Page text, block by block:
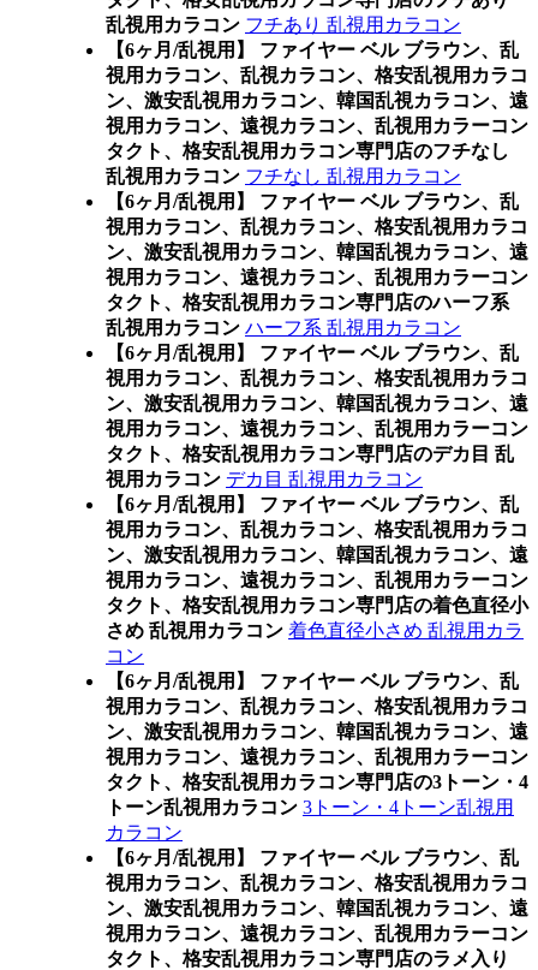
乱視用カラコン フチあり 乱視用カラコン
【6ヶ月/乱視用】 ファイヤー ベル ブラウン、乱
視用カラコン、乱視カラコン、格安乱視用カラコ
ン、激安乱視用カラコン、韓国乱視カラコン、遠
視用カラコン、遠視カラコン、乱視用カラーコン
タクト、格安乱視用カラコン専門店のフチなし
乱視用カラコン フチなし 乱視用カラコン
【6ヶ月/乱視用】 ファイヤー ベル ブラウン、乱
視用カラコン、乱視カラコン、格安乱視用カラコ
ン、激安乱視用カラコン、韓国乱視カラコン、遠
視用カラコン、遠視カラコン、乱視用カラーコン
タクト、格安乱視用カラコン専門店のハーフ系
乱視用カラコン ハーフ系 乱視用カラコン
【6ヶ月/乱視用】 ファイヤー ベル ブラウン、乱
視用カラコン、乱視カラコン、格安乱視用カラコ
ン、激安乱視用カラコン、韓国乱視カラコン、遠
視用カラコン、遠視カラコン、乱視用カラーコン
タクト、格安乱視用カラコン専門店のデカ目 乱
視用カラコン デカ目 乱視用カラコン
【6ヶ月/乱視用】 ファイヤー ベル ブラウン、乱
視用カラコン、乱視カラコン、格安乱視用カラコ
ン、激安乱視用カラコン、韓国乱視カラコン、遠
視用カラコン、遠視カラコン、乱視用カラーコン
タクト、格安乱視用カラコン専門店の着色直径小
さめ 乱視用カラコン 着色直径小さめ 乱視用カラ
コン
【6ヶ月/乱視用】 ファイヤー ベル ブラウン、乱
視用カラコン、乱視カラコン、格安乱視用カラコ
ン、激安乱視用カラコン、韓国乱視カラコン、遠
視用カラコン、遠視カラコン、乱視用カラーコン
タクト、格安乱視用カラコン専門店の3トーン・4
トーン乱視用カラコン 3トーン・4トーン乱視用
カラコン
【6ヶ月/乱視用】 ファイヤー ベル ブラウン、乱
視用カラコン、乱視カラコン、格安乱視用カラコ
ン、激安乱視用カラコン、韓国乱視カラコン、遠
視用カラコン、遠視カラコン、乱視用カラーコン
タクト、格安乱視用カラコン専門店のラメ入り